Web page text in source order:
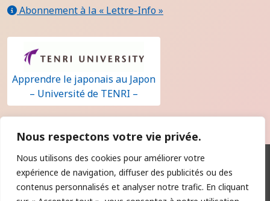
Nous respectons votre vie privée.
Nous utilisons des cookies pour améliorer votre
expérience de navigation, diffuser des publicités ou des
contenus personnalisés et analyser notre trafic. En cliquant
Abonnement à la « Lettre-Info »
Apprendre le japonais au Japon
– Université de TENRI –
Qui sommes-nous ?
Contact